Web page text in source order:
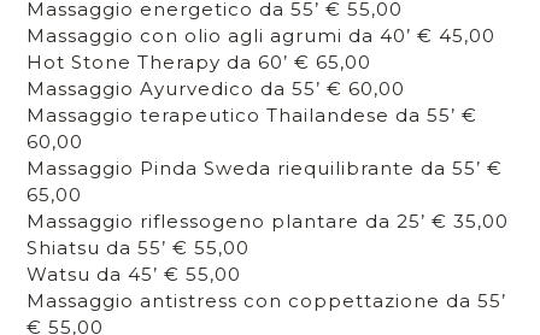
Massaggio energetico da 55’ € 55,00
Massaggio con olio agli agrumi da 40’ € 45,00
Hot Stone Therapy da 60’ € 65,00
Massaggio Ayurvedico da 55’ € 60,00
Massaggio terapeutico Thailandese da 55’ €
60,00
Massaggio Pinda Sweda riequilibrante da 55’ €
65,00
Massaggio riflessogeno plantare da 25’ € 35,00
Shiatsu da 55’ € 55,00
Watsu da 45’ € 55,00
Massaggio antistress con coppettazione da 55’
€ 55,00